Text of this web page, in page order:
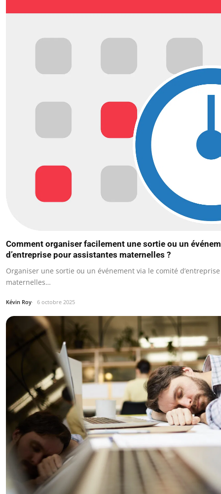
Comment organiser facilement une sortie ou un
d’entreprise pour assistantes maternelles ?
Organiser une sortie ou un événement via le comité
maternelles…
Kévin Roy 6 octobre 2025